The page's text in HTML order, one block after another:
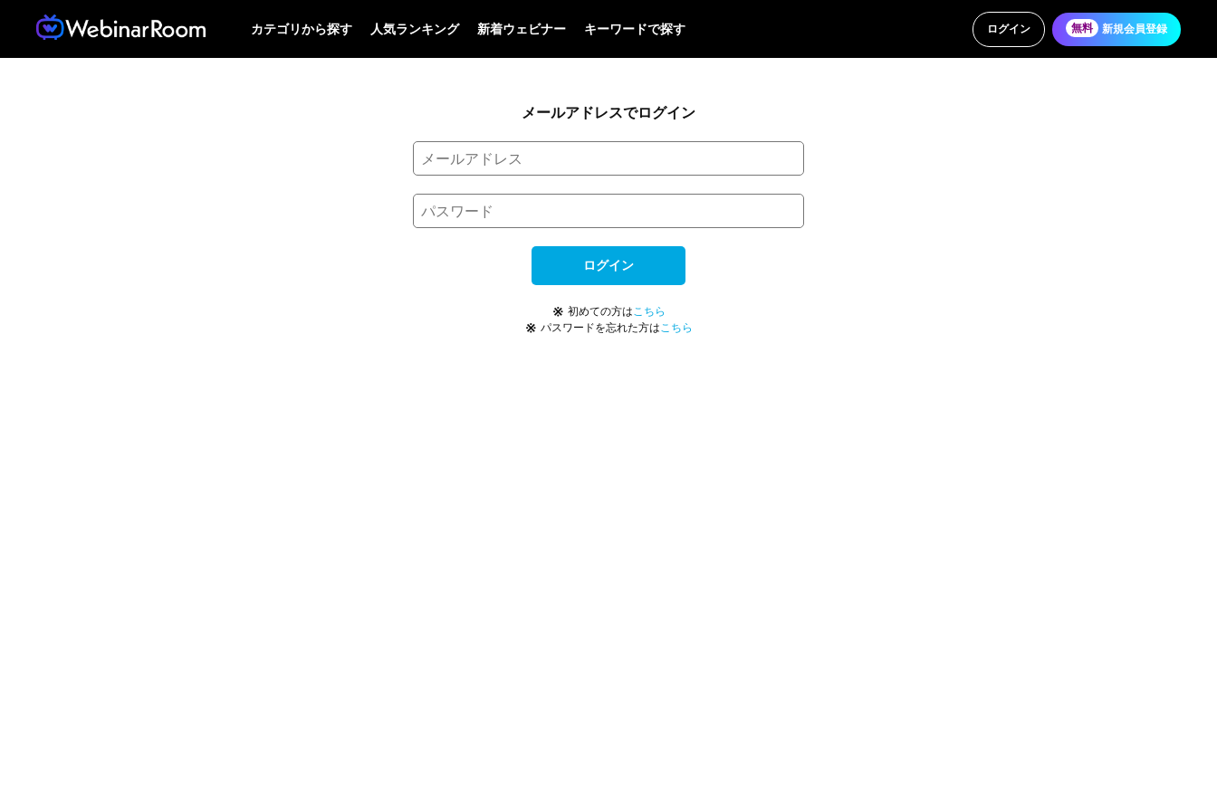
カテゴリから探す 人気ランキング 新着ウェビナー キーワードで探す ログイン 無料 新規会員登録
メールアドレスでログイン
ログイン
※ 初めての方は こちら
※ パスワードを忘れた方は こちら